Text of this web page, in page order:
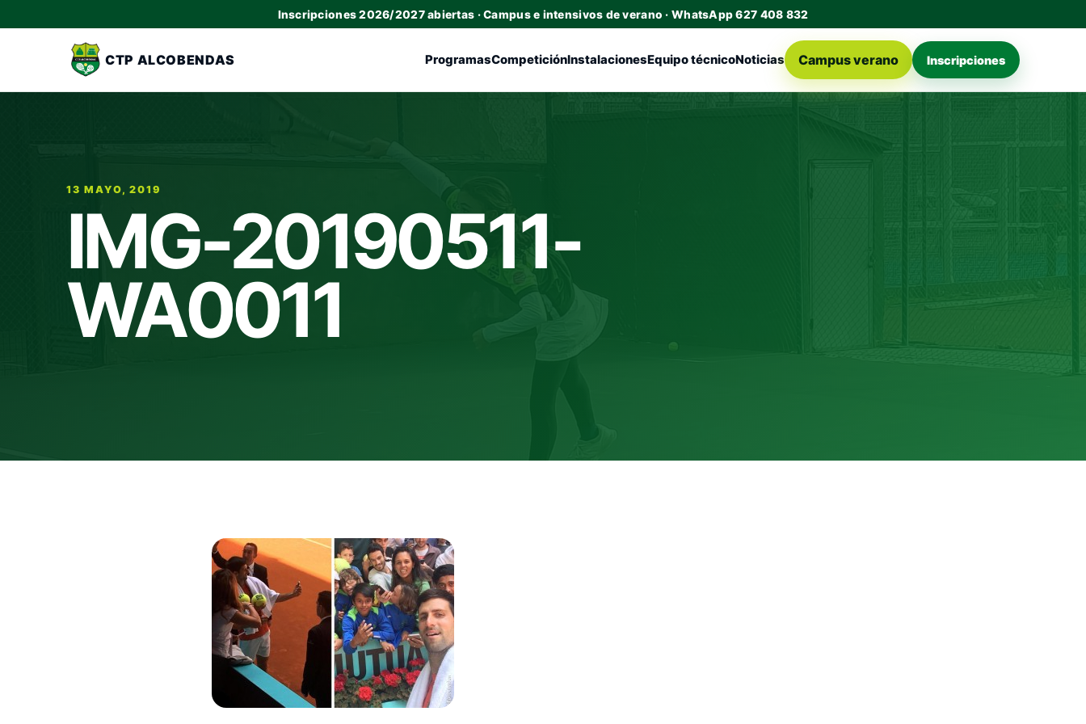
Inscripciones 2026/2027 abiertas · Campus e intensivos de verano · WhatsApp 627 408 832
CTP ALCOBENDAS ProgramasCompeticiónInstalacionesEquipo técnicoNoticias Campus verano Inscripciones
13 MAYO, 2019
IMG-20190511-
WA0011